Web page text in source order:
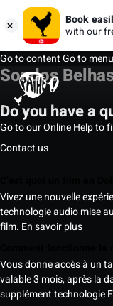
Book
with our
Go to contentGo to menu
Sondos
Do you have a
Go to our Online Help to
Contact us
Vivez une nouvelle
technologie audio mise
film. En savoir plus
Vous donne accès à un
valable 3 mois, après la
supplément technologie